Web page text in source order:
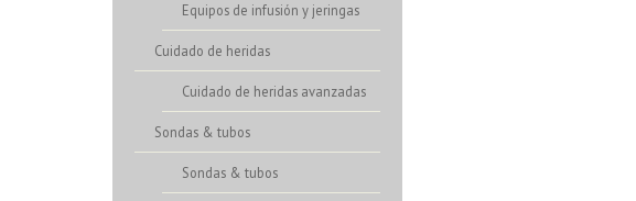
Equipos de infusión y jeringas
Cuidado de heridas
Cuidado de heridas avanzadas
Sondas & tubos
Sondas & tubos